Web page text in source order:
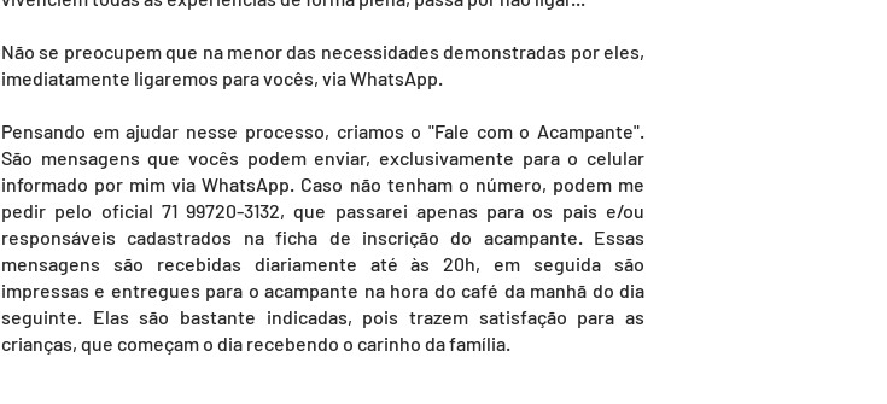
Não se preocupem que na menor das necessidades demonstradas por eles,
imediatamente ligaremos para vocês, via WhatsApp.
Pensando em ajudar nesse processo, criamos o "Fale com o Acampante".
São mensagens que vocês podem enviar, exclusivamente para o celular
informado por mim via WhatsApp. Caso não tenham o número, podem me
pedir pelo oficial 71 99720-3132, que passarei apenas para os pais e/ou
responsáveis cadastrados na ficha de inscrição do acampante. Essas
mensagens são recebidas diariamente até às 20h, em seguida são
impressas e entregues para o acampante na hora do café da manhã do dia
seguinte. Elas são bastante indicadas, pois trazem satisfação para as
crianças, que começam o dia recebendo o carinho da família.